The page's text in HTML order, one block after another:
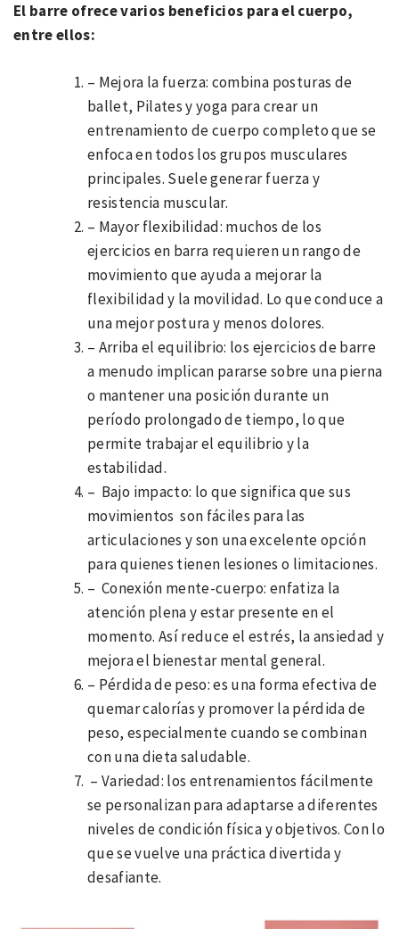
El barre ofrece varios beneficios para el cuerpo,
entre ellos:
– Mejora la fuerza: combina posturas de
ballet, Pilates y yoga para crear un
entrenamiento de cuerpo completo que se
enfoca en todos los grupos musculares
principales. Suele generar fuerza y
resistencia muscular.
– Mayor flexibilidad: muchos de los
ejercicios en barra requieren un rango de
movimiento que ayuda a mejorar la
flexibilidad y la movilidad. Lo que conduce a
una mejor postura y menos dolores.
– Arriba el equilibrio: los ejercicios de barre
a menudo implican pararse sobre una pierna
o mantener una posición durante un
período prolongado de tiempo, lo que
permite trabajar el equilibrio y la
estabilidad.
– Bajo impacto: lo que significa que sus
movimientos son fáciles para las
articulaciones y son una excelente opción
para quienes tienen lesiones o limitaciones.
– Conexión mente-cuerpo: enfatiza la
atención plena y estar presente en el
momento. Así reduce el estrés, la ansiedad y
mejora el bienestar mental general.
– Pérdida de peso: es una forma efectiva de
quemar calorías y promover la pérdida de
peso, especialmente cuando se combinan
con una dieta saludable.
– Variedad: los entrenamientos fácilmente
se personalizan para adaptarse a diferentes
niveles de condición física y objetivos. Con lo
que se vuelve una práctica divertida y
desafiante.